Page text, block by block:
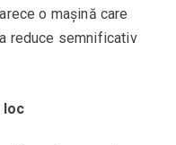
o mașină care
reduce semnificativ
loc